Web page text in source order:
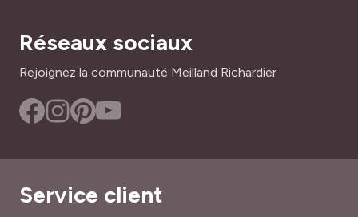
Réseaux sociaux
Rejoignez la communauté Meilland Richardier
Service client